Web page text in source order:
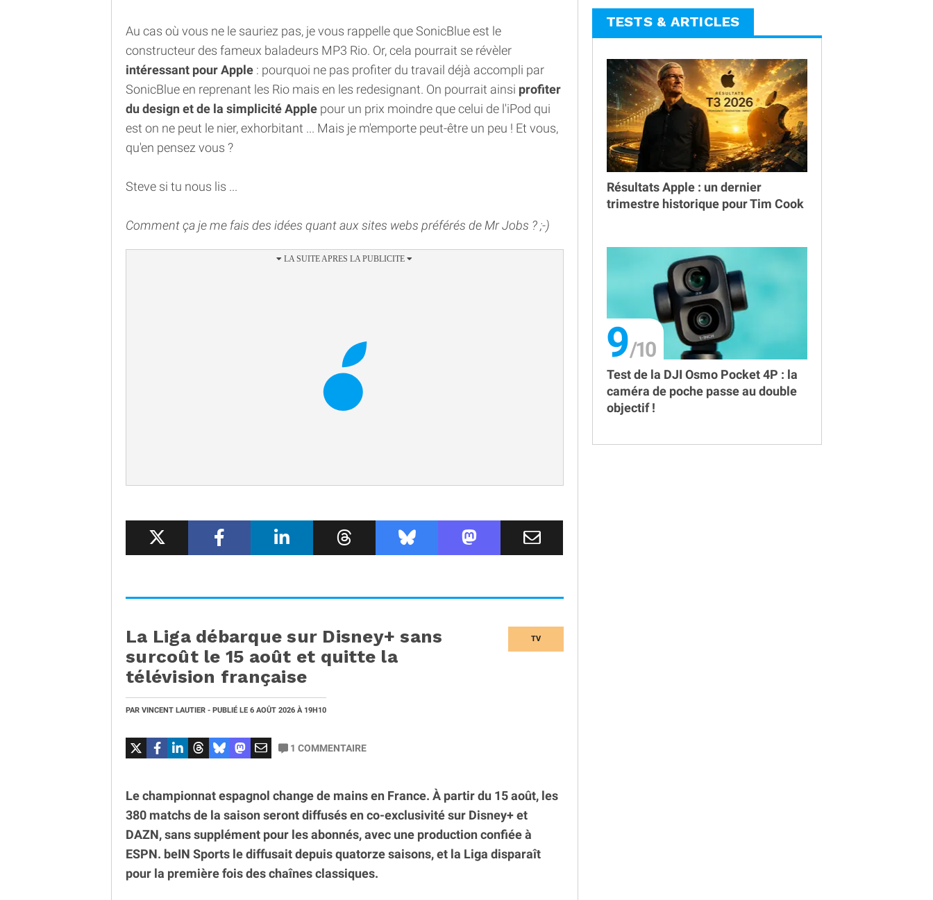
Au cas où vous ne le sauriez pas, je vous rappelle que SonicBlue est le
constructeur des fameux baladeurs MP3 Rio. Or, cela pourrait se révèler
intéressant pour Apple : pourquoi ne pas profiter du travail déjà accompli par
SonicBlue en reprenant les Rio mais en les redesignant. On pourrait ainsi profiter
du design et de la simplicité Apple pour un prix moindre que celui de l'iPod qui
est on ne peut le nier, exhorbitant ... Mais je m'emporte peut-être un peu ! Et vous,
qu'en pensez vous ?
Steve si tu nous lis ...
Comment ça je me fais des idées quant aux sites webs préférés de Mr Jobs ? ;-)
TV
La Liga débarque sur Disney+ sans
surcoût le 15 août et quitte la
télévision française
PAR VINCENT LAUTIER - PUBLIÉ LE 6 AOÛT 2026 À 19H10
1 COMMENTAIRE
Le championnat espagnol change de mains en France. À partir du 15 août, les
380 matchs de la saison seront diffusés en co-exclusivité sur Disney+ et
DAZN, sans supplément pour les abonnés, avec une production confiée à
ESPN. beIN Sports le diffusait depuis quatorze saisons, et la Liga disparaît
pour la première fois des chaînes classiques.
TESTS & ARTICLES
Résultats Apple : un dernier
trimestre historique pour Tim Cook
9
Test de la DJI Osmo Pocket 4P : la
caméra de poche passe au double
objectif !